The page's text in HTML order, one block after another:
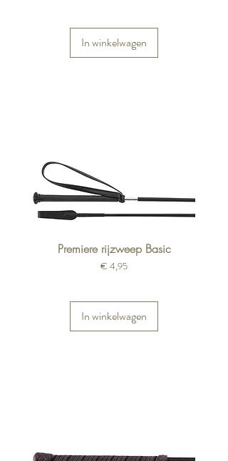
In winkelwagen
Premiere rijzweep Basic
Prijs
€ 4,95
In winkelwagen